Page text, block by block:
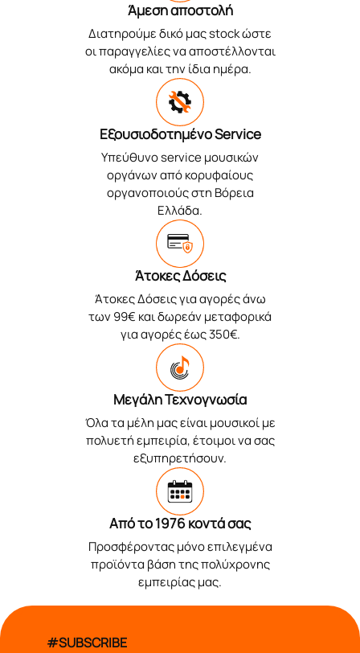
Άμεση αποστολή
Διατηρούμε δικό μας stock ώστε
οι παραγγελίες να αποστέλλονται
ακόμα και την ίδια ημέρα.
Εξουσιοδοτημένο Service
Υπεύθυνο service μουσικών
οργάνων από κορυφαίους
οργανοποιούς στη Βόρεια
Ελλάδα.
Άτοκες Δόσεις
Άτοκες Δόσεις για αγορές άνω
των 99€ και δωρεάν μεταφορικά
για αγορές έως 350€.
Μεγάλη Τεχνογνωσία
Όλα τα μέλη μας είναι μουσικοί με
πολυετή εμπειρία, έτοιμοι να σας
εξυπηρετήσουν.
Από το 1976 κοντά σας
Προσφέροντας μόνο επιλεγμένα
προϊόντα βάση της πολύχρονης
εμπειρίας μας.
#SUBSCRIBE